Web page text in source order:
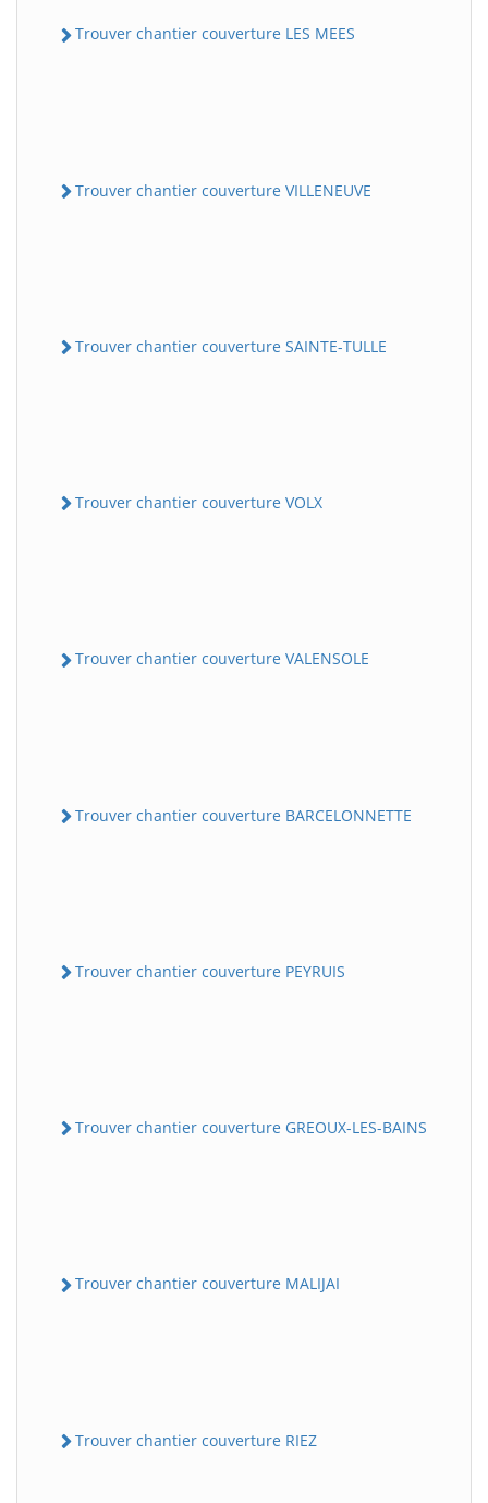
Trouver chantier couverture LES MEES
Trouver chantier couverture VILLENEUVE
Trouver chantier couverture SAINTE-TULLE
Trouver chantier couverture VOLX
Trouver chantier couverture VALENSOLE
Trouver chantier couverture BARCELONNETTE
Trouver chantier couverture PEYRUIS
Trouver chantier couverture GREOUX-LES-BAINS
Trouver chantier couverture MALIJAI
Trouver chantier couverture RIEZ